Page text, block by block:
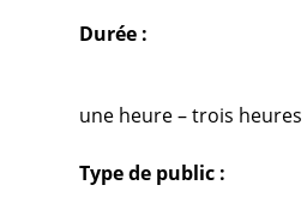
Durée :
une heure – trois heures
Type de public :